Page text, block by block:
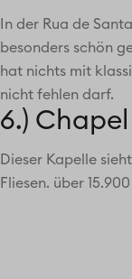
In der Rua de
besonders schön
hat nichts mit
nicht fehlen darf.
6.)
Dieser Kapelle
Fliesen. über